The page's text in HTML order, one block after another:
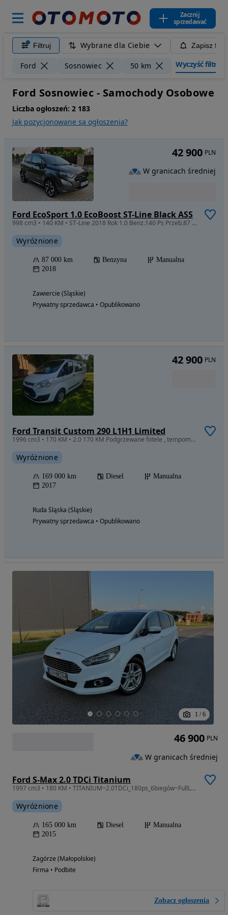
Zacznij
sprzedawać
Filtruj Wybrane dla Ciebie Zapisz
Ford Sosnowiec 50 km Wyczyść filtry
Ford Sosnowiec - Samochody Osobowe
Liczba ogłoszeń: 2 183
Jak pozycjonowane są ogłoszenia?
Ford EcoSport 1.0 EcoBoost ST-Line Black ASS
998 cm3 • 140 KM • ST-Line 2018 Rok 1.0 Benz.140 Ps Przeb.87 Tys.km 100% Bezwypadek Igła
Wyróżnione
87 000 km Benzyna
Manualna
2018
Zawiercie (Śląskie)
Prywatny sprzedawca • Opublikowano
42 900 PLN
W granicach średniej
Ford Transit Custom 290 L1H1 Limited
1996 cm3 • 170 KM • 2.0 170 KM Podgrzewane fotele , tempomat , automatyczne światła
Wyróżnione
169 000 km Diesel
Manualna
2017
Ruda Śląska (Śląskie)
Prywatny sprzedawca • Opublikowano
42 900 PLN
1 / 6
Ford S-Max 2.0 TDCi Titanium
1997 cm3 • 180 KM • TITANIUM~2.0TDCi_180ps_6biegów~FullLed~Tylko165TysPrzebiegu~Oryginał~
Wyróżnione
165 000 km Diesel
Manualna
2015
Zagórze (Małopolskie)
Firma • Podbite
Zobacz ogłoszenia
46 900 PLN
W granicach średniej